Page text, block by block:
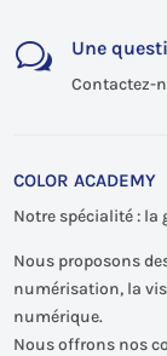
w Une
Contactez-
COLOR ACADEMY
Notre spécialité : la
Nous proposons
numérisation, la
numérique.
Nous offrons nos